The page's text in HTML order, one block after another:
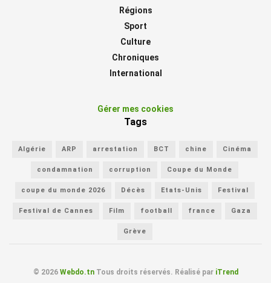
Régions
Sport
Culture
Chroniques
International
Gérer mes cookies
Tags
Algérie ARP arrestation BCT chine Cinéma
condamnation corruption Coupe du Monde
coupe du monde 2026 Décès Etats-Unis Festival
Festival de Cannes Film football france Gaza
Grève
© 2026 Webdo.tnTous droits réservés. Réalisé par iTrend